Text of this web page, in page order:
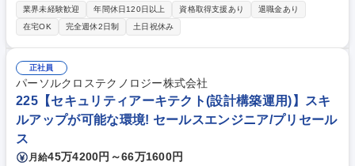
ョンの企画～開発をリードします。AI/クラウドなども活用し、素早くカス
タマイズ可能で横展開できるサービスモデルを目指します 【主業務】■短
期～中長期におけるデジタル観点でのセキュリティ事業の戦略立案 ■セキ
ュリティソリューションの企画・推進 ■顧客潜在課題の特定、課題解決に
向けたビジネスモデル検討やPoC推進 ■要件定義（顧客からのヒアリング
を含む）の策定 ■仮説検証プロジェクトマネジメントのリード ■顧客提案
における技術面のリード 募集職種 [京都]セキュリティ経験を事業へ◎セキ
ュリティサービス企画・事業化リーダー
業界未経験歓迎 年間休日120日以上 資格取得支援あり
退職金あり
在宅OK
完全週休2日制 土日祝休み
正社員
パーソルクロステクノロジー株式会社
225【セキュリティアーキテクト(設計構築運用)】スキ
ルアップが可能な環境! セールスエンジニア/プリセール
ス
月給45万4200円～66万1600円